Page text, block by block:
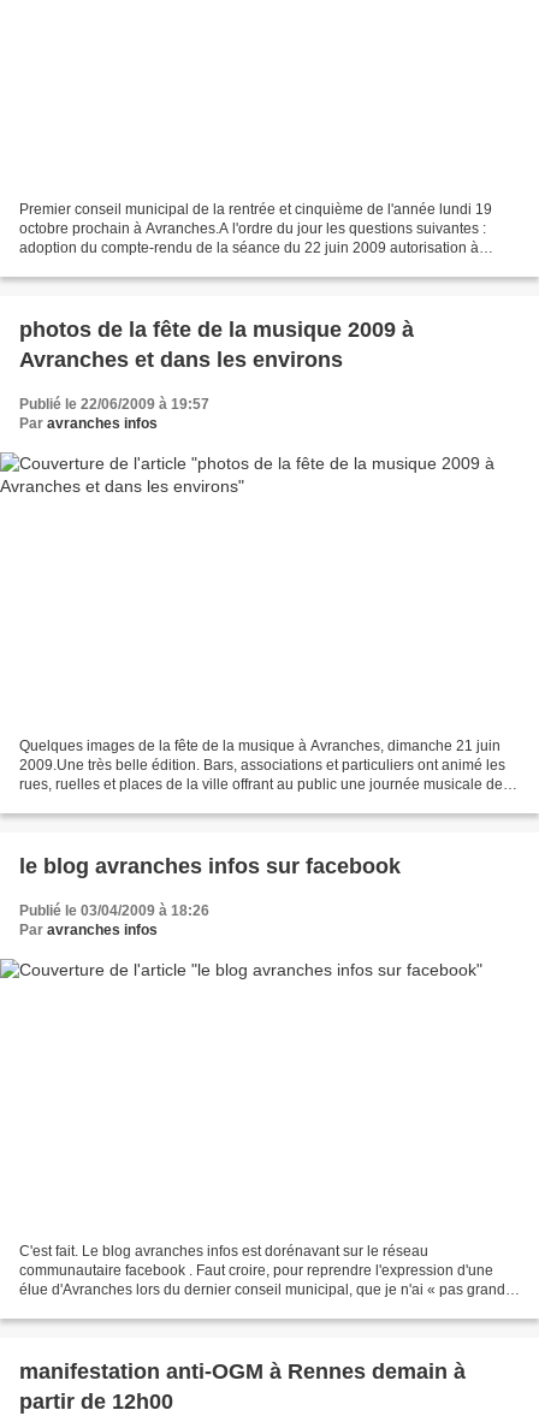
Premier conseil municipal de la rentrée et cinquième de l'année lundi 19
octobre prochain à Avranches.A l'ordre du jour les questions suivantes :
adoption du compte-rendu de la séance du 22 juin 2009 autorisation à
photos de la fête de la musique 2009 à
Avranches et dans les environs
Publié le 22/06/2009 à 19:57
Par avranches infos
Quelques images de la fête de la musique à Avranches, dimanche 21 juin
2009.Une très belle édition. Bars, associations et particuliers ont animé les
rues, ruelles et places de la ville offrant au public une journée musicale des
le blog avranches infos sur facebook
Publié le 03/04/2009 à 18:26
Par avranches infos
C'est fait. Le blog avranches infos est dorénavant sur le réseau
communautaire facebook . Faut croire, pour reprendre l'expression d'une
élue d'Avranches lors du dernier conseil municipal, que je n'ai « pas grand
manifestation anti-OGM à Rennes demain à
partir de 12h00